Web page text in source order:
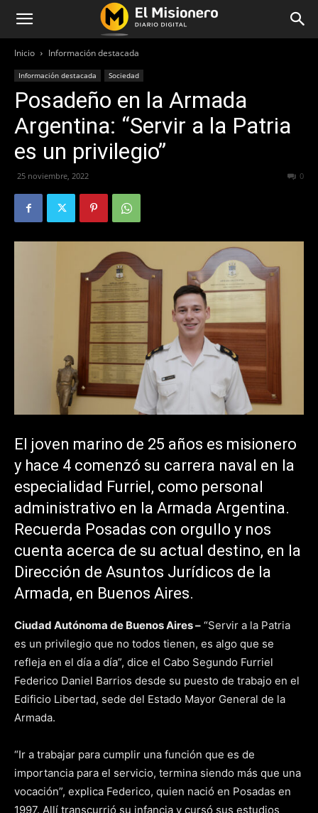
Inicio Información destacada
Información destacada Sociedad
Posadeño en la Armada
Argentina: “Servir a la Patria
es un privilegio”
25 noviembre, 2022 0
El joven marino de 25 años es misionero
y hace 4 comenzó su carrera naval en la
especialidad Furriel, como personal
administrativo en la Armada Argentina.
Recuerda Posadas con orgullo y nos
cuenta acerca de su actual destino, en la
Dirección de Asuntos Jurídicos de la
Armada, en Buenos Aires.
Ciudad Autónoma de Buenos Aires – “Servir a la Patria
es un privilegio que no todos tienen, es algo que se
refleja en el día a día”, dice el Cabo Segundo Furriel
Federico Daniel Barrios desde su puesto de trabajo en el
Edificio Libertad, sede del Estado Mayor General de la
Armada.
“Ir a trabajar para cumplir una función que es de
importancia para el servicio, termina siendo más que una
vocación”, explica Federico, quien nació en Posadas en
1997. Allí transcurrió su infancia y cursó sus estudios